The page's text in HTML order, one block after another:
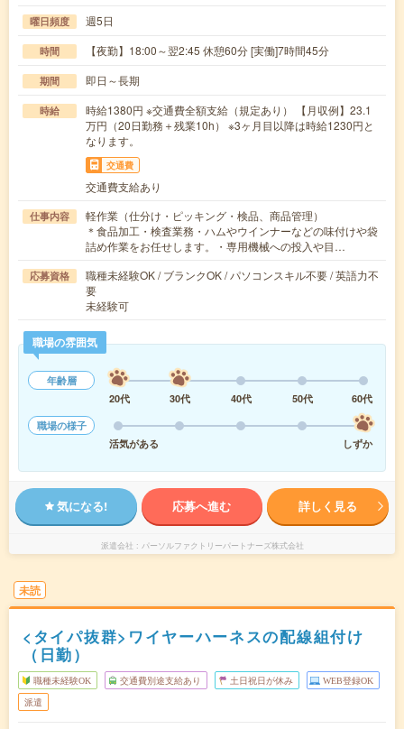
曜日頻度 週5日
時間 【夜勤】18:00～翌2:45 休憩60分 [実働]7時間45分
期間 即日～長期
時給
時給1380円 ※交通費全額支給（規定あり） 【月収例】23.1
万円（20日勤務＋残業10h） ※3ヶ月目以降は時給1230円と
なります。
交通費
交通費支給あり
仕事内容
軽作業（仕分け・ピッキング・検品、商品管理）
＊食品加工・検査業務・ハムやウインナーなどの味付けや袋
詰め作業をお任せします。・専用機械への投入や目…
応募資格
職種未経験OK / ブランクOK / パソコンスキル不要 / 英語力不
要
未経験可
職場の雰囲気
年齢層
20代
30代 40代 50代
60代
職場の様子
活気がある
しずか
気になる! 応募へ進む 詳しく見る
派遣会社 パーソルファクトリーパートナーズ株式会社
未読
<タイパ抜群>ワイヤーハーネスの配線組付け
（日勤）
職種未経験OK 交通費別途支給あり 土日祝日が休み WEB登録OK
派遣